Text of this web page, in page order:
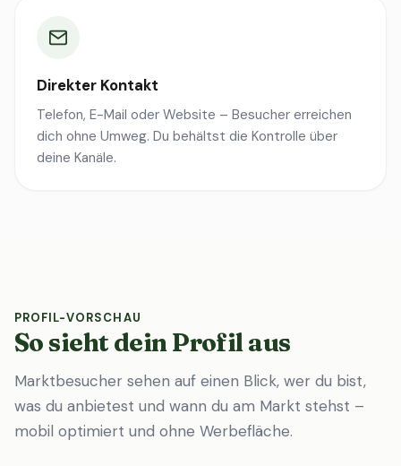
Direkter Kontakt
Telefon, E-Mail oder Website – Besucher erreichen
dich ohne Umweg. Du behältst die Kontrolle über
deine Kanäle.
PROFIL-VORSCHAU
So sieht dein Profil aus
Marktbesucher sehen auf einen Blick, wer du bist,
was du anbietest und wann du am Markt stehst –
mobil optimiert und ohne Werbefläche.